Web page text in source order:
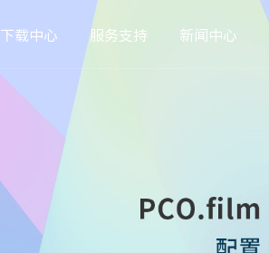
下载中心 服务支持 新闻中心